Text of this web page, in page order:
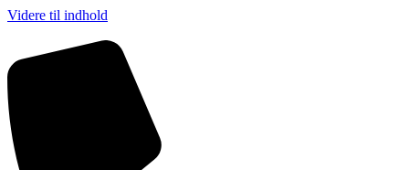
Videre til indhold